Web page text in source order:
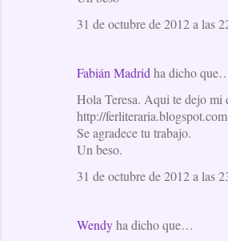
31 de octubre de 2012 a las
Fabián Madrid ha dicho
Hola Teresa. Aqui te dejo mi
http://
Se agradece tu trabajo.
Un beso.
31 de octubre de 2012 a las
Wendyha dicho que…